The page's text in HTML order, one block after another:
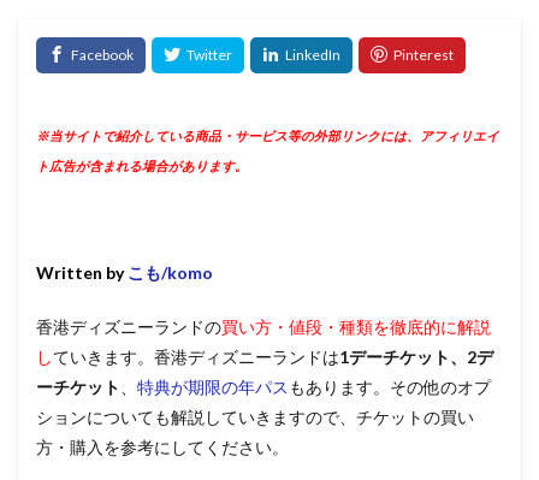
※当サイトで紹介している商品・サービス等の外部リンクには、アフィリエイ
ト広告が含まれる場合があります。
Written by こも/komo
香港ディズニーランドの買い方・値段・種類を徹底的に解説
していきます。香港ディズニーランドは1デーチケット、2デ
ーチケット
特典が期限の年パス もあります。その他のオプ
ションについても解説していきますので、チケットの買い
方・購入を参考にしてください。